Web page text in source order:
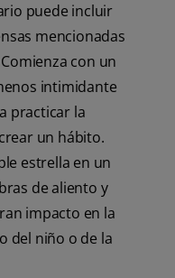
puede incluir
mencionadas
con un
intimidante
practicar la
un hábito.
estrella en un
de aliento y
impacto en la
del niño o de la